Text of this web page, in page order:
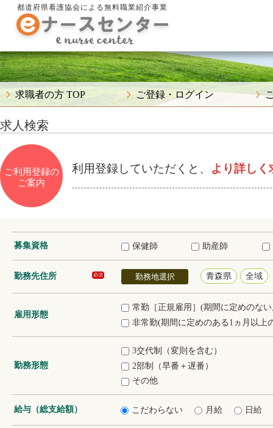
都道府県看護協会による無料職業紹介事業
求職者の方 TOP ご登録・ログイン
求人検索
ご利用登録の
ご案内
利用登録していただくと、 より詳しく
募集資格 保健師 助産師
勤務先住所 必須 勤務地選択 青森県 全域
雇用形態
常勤［正規雇用］(期間に定めのな
非常勤(期間に定めのある1ヵ月以上
勤務形態
3交代制（変則を含む）
2部制（早番＋遅番）
その他
給与（総支給額） こだわらない 月給 日給